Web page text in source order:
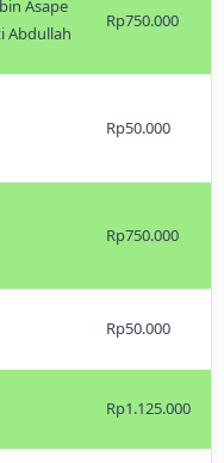
Asape
Abdullah
Rp750.000
Rp50.000
Rp750.000
Rp50.000
Rp1.125.000